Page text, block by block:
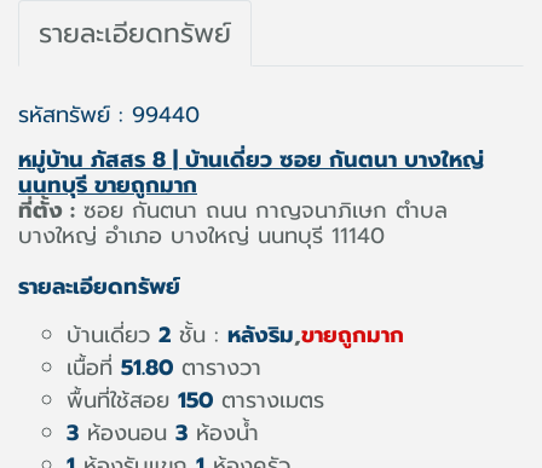
รายละเอียดทรัพย์
รหัสทรัพย์ : 99440
หมู่บ้าน ภัสสร 8 | บ้านเดี่ยว ซอย กันตนา บางใหญ่
นนทบุรี ขายถูกมาก
ที่ตั้ง :ซอย กันตนา ถนน กาญจนาภิเษก ตำบล
บางใหญ่ อำเภอ บางใหญ่ นนทบุรี 11140
รายละเอียดทรัพย์
บ้านเดี่ยว 2 ชั้น : หลังริม,ขายถูกมาก
เนื้อที่ 51.80 ตารางวา
พื้นที่ใช้สอย 150 ตารางเมตร
3 ห้องนอน 3 ห้องน้ำ